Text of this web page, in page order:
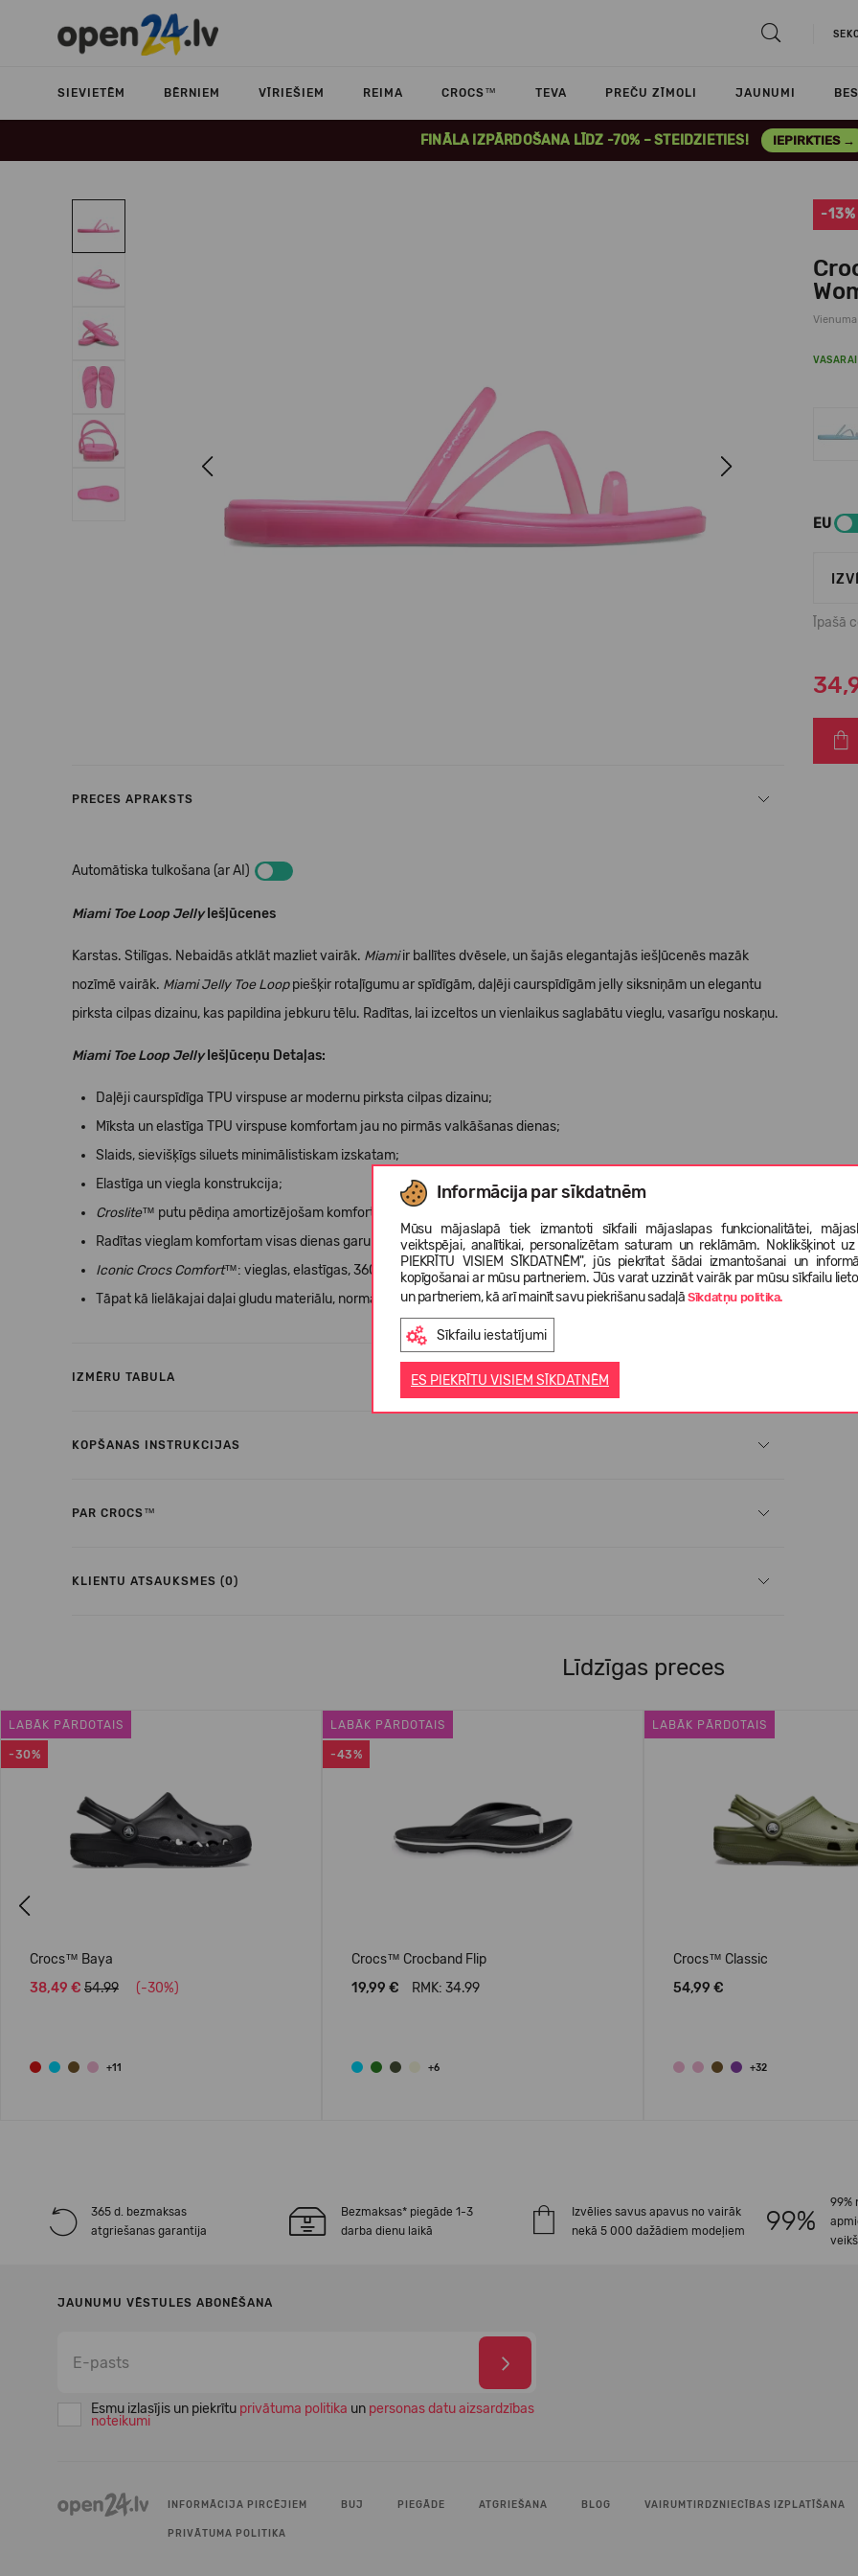
SIEVIETĒM BĒRNIEM VĪRIEŠIEM REIMA CROCS™ TEVA PREČU ZĪMOLI JAUNUMI
FINĀLA IZPĀRDOŠANA LĪDZ -70% – STEIDZIETIES! IEPIRKTIES →
Informācija par sīkdatnēm
Mūsu mājaslapā tiek izmantoti sīkfaili mājaslapas funkcionalitātei,
veiktspējai, analītikai, personalizētam saturam un reklāmām. Noklikšķinot
PIEKRĪTU VISIEM SĪKDATNĒM", jūs piekrītat šādai izmantošanai un
kopīgošanai ar mūsu partneriem. Jūs varat uzzināt vairāk par mūsu sīkfailu
un partneriem, kā arī mainīt savu piekrišanu sadaļāSīkdatņu politika.
Sīkfailu iestatījumi
ES PIEKRĪTU VISIEM SĪKDATNĒM
Next
-13%
VASARAI
EU
Īpašā
PRECES APRAKSTS
Automātiska tulkošana (ar AI)
Miami Toe Loop Jelly Iešļūcenes
Karstas. Stilīgas. Nebaidās atklāt mazliet vairāk. Miamiir ballītes dvēsele, un šajās elegantajās iešļūcenēs mazāk
nozīmē vairāk. Miami Jelly Toe Looppiešķir rotaļīgumu ar spīdīgām, daļēji caurspīdīgām jelly siksniņām un elegantu
pirksta cilpas dizainu, kas papildina jebkuru tēlu. Radītas, lai izceltos un vienlaikus saglabātu vieglu, vasarīgu noskaņu.
Miami Toe Loop JellyIešļūceņu Detaļas:
Daļēji caurspīdīga TPU virspuse ar modernu pirksta cilpas dizainu;
Mīksta un elastīga TPU virspuse komfortam jau no pirmās valkāšanas dienas;
Slaids, sievišķīgs siluets minimālistiskam izskatam;
Elastīga un viegla konstrukcija;
Croslite™ putu pēdiņa amortizējošam komfortam;
Radītas vieglam komfortam visas dienas garumā;
Iconic Crocs Comfort™: vieglas, elastīgas, 360° komforts;
Tāpat kā lielākajai daļai gludu materiālu, normālas lietošanas laikā var rasties skrāpējumi.
IZMĒRU TABULA
KOPŠANAS INSTRUKCIJAS
PAR CROCS™
KLIENTU ATSAUKSMES (0)
Līdzīgas preces
-30%
LABĀK PĀRDOTAIS
Crocs™ Baya
38,49 € 54.99 (-30%)
+11
-43%
LABĀK PĀRDOTAIS
Crocs™ Crocband Flip
19,99 €
RMK: 34.99
+6
LABĀK PĀRDOTAIS
Crocs™ Classic
54,99 €
+32
365 d. bezmaksas
atgriešanas garantija
Bezmaksas* piegāde 1-3
darba dienu laikā
Izvēlies savus apavus no vairāk
nekā 5 000 dažādiem modeļiem
99%
JAUNUMU VĒSTULES ABONĒŠANA
Esmu izlasījis un piekrītu privātuma politika un personas datu aizsardzības
noteikumi
INFORMĀCIJA PIRCĒJIEM BUJ PIEGĀDE ATGRIEŠANA BLOG VAIRUMTIRDZNIECĪBAS IZPLATĪŠANA
PRIVĀTUMA POLITIKA